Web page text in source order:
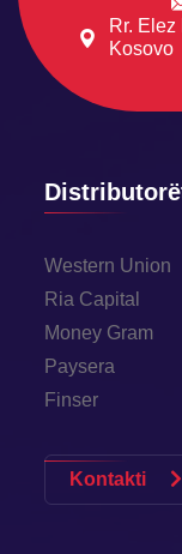
Rr.
Kosovo
Western Union
Ria Capital
Money Gram
Paysera
Finser
Kontakti